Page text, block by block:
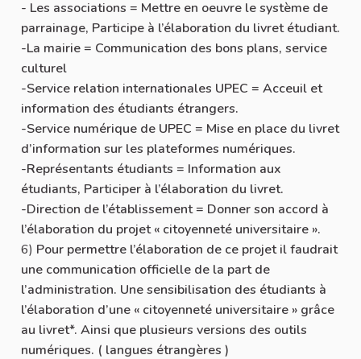
- Les associations = Mettre en oeuvre le système de
parrainage, Participe à l’élaboration du livret étudiant.
-La mairie = Communication des bons plans, service
culturel
-Service relation internationales UPEC = Acceuil et
information des étudiants étrangers.
-Service numérique de UPEC = Mise en place du livret
d’information sur les plateformes numériques.
-Représentants étudiants = Information aux
étudiants, Participer à l’élaboration du livret.
-Direction de l’établissement = Donner son accord à
l’élaboration du projet « citoyenneté universitaire ».
6) Pour permettre l’élaboration de ce projet il faudrait
une communication officielle de la part de
l’administration. Une sensibilisation des étudiants à
l’élaboration d’une « citoyenneté universitaire » grâce
au livret*. Ainsi que plusieurs versions des outils
numériques. ( langues étrangères )